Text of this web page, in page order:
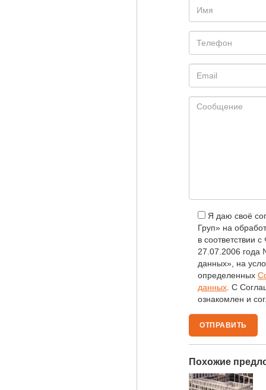
Я даю своё
Груп» на
в соответствии
27.07.2006
данных», на
определенных
данных . С
ознакомлен и
Похожие